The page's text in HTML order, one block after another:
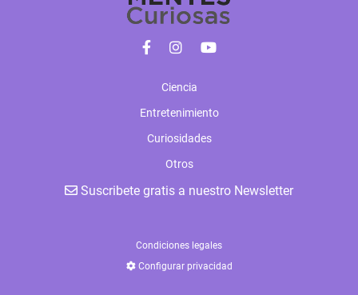
Ciencia
Entretenimiento
Curiosidades
Otros
Suscribete gratis a nuestro Newsletter
Condiciones legales
Configurar privacidad